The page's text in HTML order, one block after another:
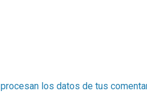
los datos de tus